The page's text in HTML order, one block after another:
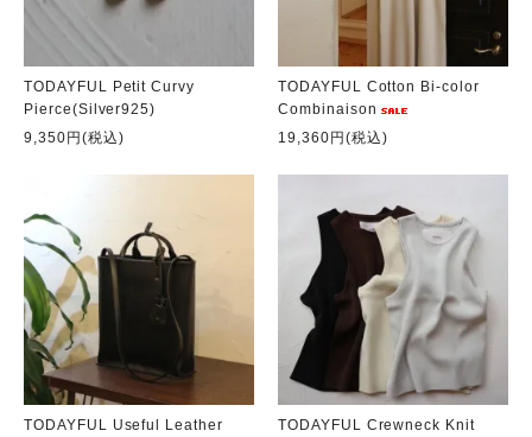
TODAYFUL Petit Curvy
Pierce(Silver925)
9,350円(税込)
TODAYFUL Cotton Bi-color
Combinaison
19,360円(税込)
TODAYFUL Useful Leather
TODAYFUL Crewneck Knit